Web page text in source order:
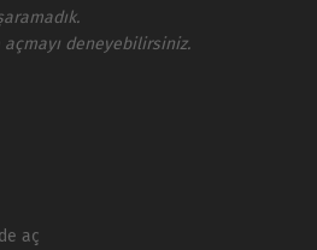
deneyebilirsiniz.
aç